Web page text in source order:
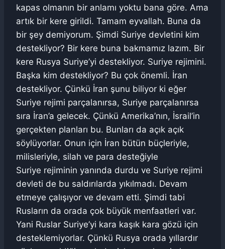
kapas olmanın bir anlamı yoktu bana göre. Ama
artık bir kere girildi. Tamam eyvallah. Buna da
bir şey demiyorum. Şimdi Suriye devletini kim
destekliyor? Bir kere buna bakmamız lazım. Bir
kere Rusya Suriye’yi destekliyor. Suriye rejimini.
Başka kim destekliyor? Bu çok önemli. İran
destekliyor. Çünkü İran şunu biliyor ki eğer
Suriye rejimi parçalanırsa, Suriye parçalanırsa
sıra İran’a gelecek. Çünkü Amerika’nın, İsrail’in
gerçekten planları bu. Bunları da açık açık
söylüyorlar. Onun için İran bütün büçleriyle,
milisleriyle, silah ve para desteğiyle
Suriye rejiminin yanında durdu ve Suriye rejimi
devleti de bu saldırılarda yıkılmadı. Devam
etmeye çalışıyor ve devam etti. Şimdi tabi
Rusların da orada çok büyük menfaatleri var.
Yani Ruslar Suriye’yi kara kaşık kara gözü için
desteklemiyorlar. Çünkü Rusya orada yıllardır